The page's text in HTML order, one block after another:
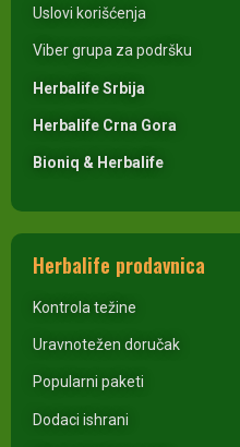
Uslovi korišćenja
Viber grupa za podršku
Herbalife Srbija
Herbalife Crna Gora
Bioniq & Herbalife
Herbalife prodavnica
Kontrola težine
Uravnotežen doručak
Popularni paketi
Dodaci ishrani